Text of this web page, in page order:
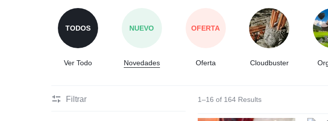
TODOS
Ver Todo
NUEVO
Novedades
OFERTA
Oferta Cloudbuster
1–16 of 164 Results
Filtrar